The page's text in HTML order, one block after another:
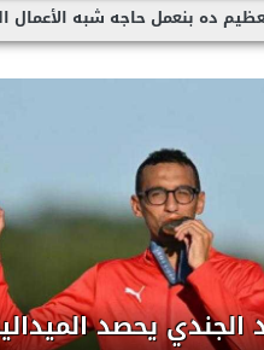
طريقة عمل العالميه
يعلن وقف
اعتبارا من الأحد